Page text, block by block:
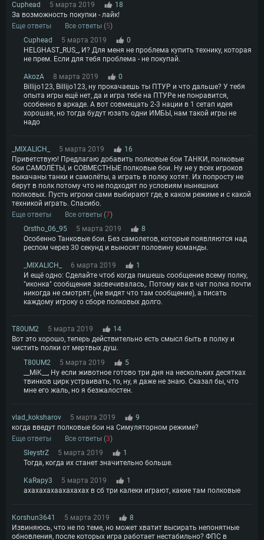
Cuphead 5 марта 2019
18
За возможность покупки - лайк!
Еще ответы
Все ответы (5)
Cuphead
5 марта 2019
0
HELGHAST_RUS_, И? Для меня не проблема купить технику, которая
не прем. Если для тебя проблема - не покупай.
AkozA 8 марта 2019
0
Billijo123, Billijo123, ну прокачаешь ты ПТУР и что дальше? У тебя
опыта игры ещё нет, да и игра тебе на ПТУРе не понравится,
особенно в аркаде. А вот совмещать 2-3 нации в 1 сетап идея
хорошая, но тогда будут юзать одни ИМБЫ, нам такой игры не
надо
_MIXALICH_ 5 марта 2019
16
Приветствую! Предлагаю добавить полковые бои ТАНКИ, полковые
бои САМОЛЁТЫ, и СОВМЕСТНЫЕ полковые бои. Ну не у всех игроков
выкачаны танки и самолёты, а играть в полку хотят. Их попросту не
берут в полк потому что не подходят по условиям нынешних
полковых. Пусть игроки сами выбирают где, в каком режиме и с какой
техникой играть. Спасибо.
Еще ответы
Все ответы (7)
Orstho_06_95
5 марта 2019
8
Особенно Танковые бои. Без самолетов, которые появляются над
респом через 30 секунд и выносят половину команды.
_MIXALICH_ 6 марта 2019
1
И ещё одно: Сделайте чтоб когда пишешь сообщение всему полку,
"иконка" сообщения засвечивалась,. Потому как в чат полка почти
никогда не смотрят, (не видят что там сообщение), а писать
каждому игроку о сборе полковых долго.
T80UM2 5 марта 2019
14
Вот это хорошо, теперь действительно есть смысл быть в полку и
чистить полки от мертвых душ.
T80UM2
5 марта 2019
5
__MiK__, Ну если животное готово три дня на нескольких десятках
твинков цирк устраивать, то, ну, я даже не знаю. Сказал бы, что
мне его жаль, но я безжалостен.
vlad_koksharov 5 марта 2019
9
когда введут полковые бои на Симуляторном режиме?
Еще ответы
Все ответы (3)
SleystrZ
5 марта 2019
1
Тогда, когда их станет значительно больше.
KaRapy3 5 марта 2019
1
ахахахахаахахахах в сб три калеки играют, какие там полковые
Korshun3641 5 марта 2019
8
Извиняюсь, что не по теме, но может хватит высирать непонятные
обновления, после которых игра работает нестабильно? ФПС в